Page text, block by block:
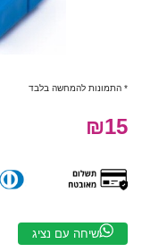
* התמונות להמחשה בלבד
₪15
שיחה עם נציג